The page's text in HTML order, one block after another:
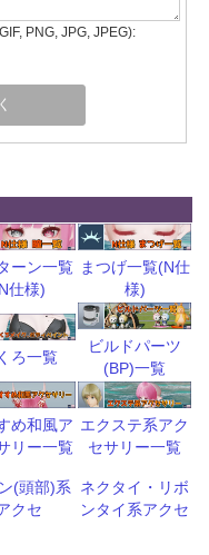
PNG, JPG, JPEG):
ーン一覧
仕様)
まつげ一覧(N仕
様)
ろ一覧
ビルドパーツ
(BP)一覧
め和風ア
リー一覧
エクステ系アク
セサリー一覧
(頭部)系
クセ
ネクタイ・リボ
ンタイ系アクセ